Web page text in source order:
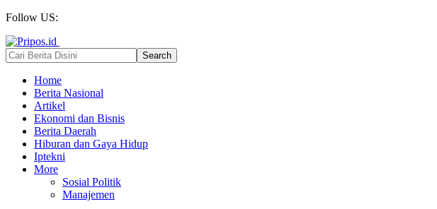
Follow US:
Home
Berita Nasional
Artikel
Ekonomi dan Bisnis
Berita Daerah
Hiburan dan Gaya Hidup
Iptekni
More
Sosial Politik
Manajemen